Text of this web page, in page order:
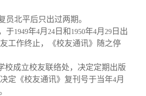
员北平后只出过两期。
于1949年4月 24 日和 1950年4月 29 日出
工作终止，《校友通讯》随之停
校成立校友联络处，决定定期出版
定《校友通讯》复刊号于当年4月